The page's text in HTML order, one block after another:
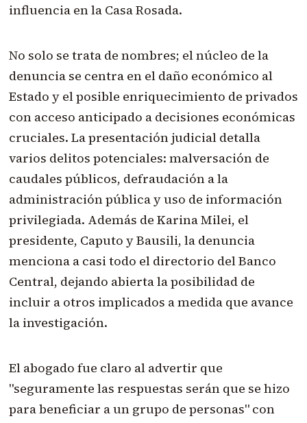
influencia en la Casa Rosada.
No solo se trata de nombres; el núcleo de la
denuncia se centra en el daño económico al
Estado y el posible enriquecimiento de privados
con acceso anticipado a decisiones económicas
cruciales. La presentación judicial detalla
varios delitos potenciales: malversación de
caudales públicos, defraudación a la
administración pública y uso de información
privilegiada. Además de Karina Milei, el
presidente, Caputo y Bausili, la denuncia
menciona a casi todo el directorio del Banco
Central, dejando abierta la posibilidad de
incluir a otros implicados a medida que avance
la investigación.
El abogado fue claro al advertir que
"seguramente las respuestas serán que se hizo
para beneficiar a un grupo de personas" con